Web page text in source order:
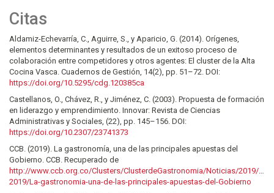
Citas
Aldamiz-Echevarría, C., Aguirre, S., y Aparicio, G. (2014). Orígenes,
elementos determinantes y resultados de un exitoso proceso de
colaboración entre competidores y otros agentes: El cluster de la Alta
Cocina Vasca. Cuadernos de Gestión, 14(2), pp. 51–72. DOI:
https://doi.org/10.5295/cdg.120385ca
Castellanos, O., Chávez, R., y Jiménez, C. (2003). Propuesta de formación
en liderazgo y emprendimiento. Innovar: Revista de Ciencias
Administrativas y Sociales, (22), pp. 145–156. DOI:
https://doi.org/10.2307/23741373
CCB. (2019). La gastronomía, una de las principales apuestas del
Gobierno. CCB. Recuperado de
http://www.ccb.org.co/Clusters/ClusterdeGastronomia/Noticias/2019/
2019/La-gastronomia-una-de-las-principales-apuestas-del-Gobierno